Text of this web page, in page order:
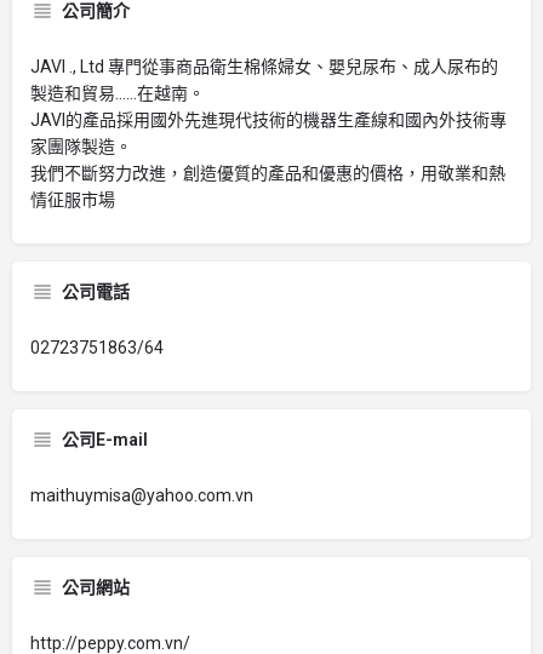
公司簡介
JAVI ., Ltd 專門從事商品衛生棉條婦女、嬰兒尿布、成人尿布的
製造和貿易......在越南。
JAVI的產品採用國外先進現代技術的機器生產線和國內外技術專
家團隊製造。
我們不斷努力改進，創造優質的產品和優惠的價格，用敬業和熱
情征服市場
公司電話
02723751863/64
公司E-mail
maithuymisa@yahoo.com.vn
公司網站
http://peppy.com.vn/